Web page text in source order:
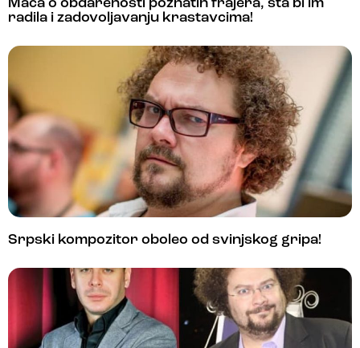
Maca o obdarenosti poznatih frajera, šta bi im
radila i zadovoljavanju krastavcima!
Srpski kompozitor oboleo od svinjskog gripa!